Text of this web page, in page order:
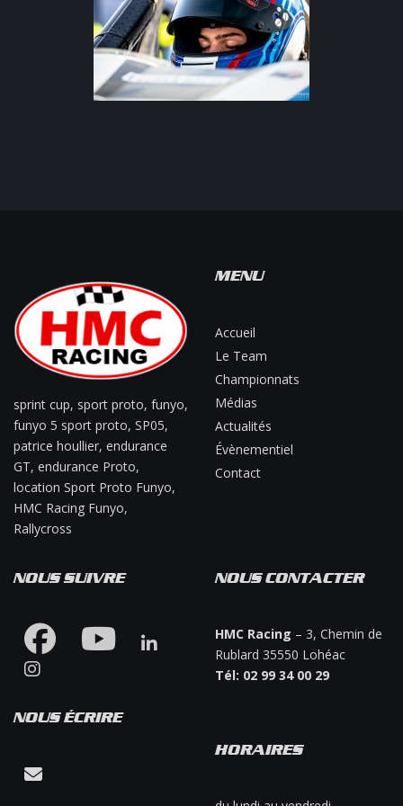
sprint cup, sport proto, funyo,
funyo 5 sport proto, SP05,
patrice houllier, endurance
GT, endurance Proto,
location Sport Proto Funyo,
HMC Racing Funyo,
Rallycross
MENU
Accueil
Le Team
Championnats
Médias
Actualités
Évènementiel
Contact
NOUS SUIVRE
NOUS ÉCRIRE
Contacter-nous !
NOUS CONTACTER
HMC Racing – 3, Chemin de
Rublard 35550 Lohéac
Tél: 02 99 34 00 29
HORAIRES